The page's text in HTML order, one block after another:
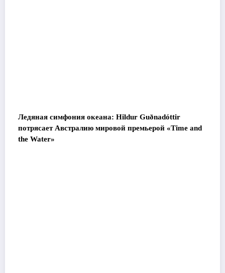
Ледяная симфония океана: Hildur Guðnadóttir
потрясает Австралию мировой премьерой «Time and
the Water»